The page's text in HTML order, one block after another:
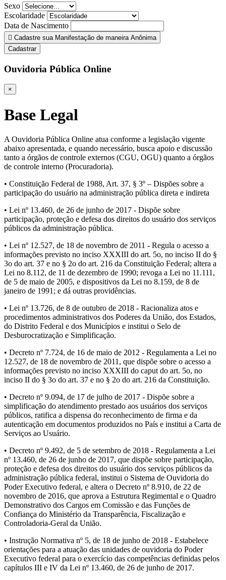
Sexo
Escolaridade
Data de Nascimento
Cadastre sua Manifestação de maneira Anônima
Cadastrar
Ouvidoria Pública Online
×
Base Legal
A Ouvidoria Pública Online atua conforme a legislação vigente
abaixo apresentada, e quando necessário, busca apoio e discussão
tanto a órgãos de controle externos (CGU, OGU) quanto a órgãos
de controle interno (Procuradoria).
• Constituição Federal de 1988, Art. 37, § 3º – Dispões sobre a
participação do usuário na administração pública direta e indireta
• Lei nº 13.460, de 26 de junho de 2017 - Dispõe sobre
participação, proteção e defesa dos direitos do usuário dos serviços
públicos da administração pública.
• Lei nº 12.527, de 18 de novembro de 2011 - Regula o acesso a
informações previsto no inciso XXXIII do art. 5o, no inciso II do §
3o do art. 37 e no § 2o do art. 216 da Constituição Federal; altera a
Lei no 8.112, de 11 de dezembro de 1990; revoga a Lei no 11.111,
de 5 de maio de 2005, e dispositivos da Lei no 8.159, de 8 de
janeiro de 1991; e dá outras providências.
• Lei nº 13.726, de 8 de outubro de 2018 - Racionaliza atos e
procedimentos administrativos dos Poderes da União, dos Estados,
do Distrito Federal e dos Municípios e institui o Selo de
Desburocratização e Simplificação.
• Decreto nº 7.724, de 16 de maio de 2012 - Regulamenta a Lei no
12.527, de 18 de novembro de 2011, que dispõe sobre o acesso a
informações previsto no inciso XXXIII do caput do art. 5o, no
inciso II do § 3o do art. 37 e no § 2o do art. 216 da Constituição.
• Decreto nº 9.094, de 17 de julho de 2017 - Dispõe sobre a
simplificação do atendimento prestado aos usuários dos serviços
públicos, ratifica a dispensa do reconhecimento de firma e da
autenticação em documentos produzidos no País e institui a Carta de
Serviços ao Usuário.
• Decreto nº 9.492, de 5 de setembro de 2018 - Regulamenta a Lei
nº 13.460, de 26 de junho de 2017, que dispõe sobre participação,
proteção e defesa dos direitos do usuário dos serviços públicos da
administração pública federal, institui o Sistema de Ouvidoria do
Poder Executivo federal, e altera o Decreto nº 8.910, de 22 de
novembro de 2016, que aprova a Estrutura Regimental e o Quadro
Demonstrativo dos Cargos em Comissão e das Funções de
Confiança do Ministério da Transparência, Fiscalização e
Controladoria-Geral da União.
• Instrução Normativa nº 5, de 18 de junho de 2018 - Estabelece
orientações para a atuação das unidades de ouvidoria do Poder
Executivo federal para o exercício das competências definidas pelos
capítulos III e IV da Lei nº 13.460, de 26 de junho de 2017.